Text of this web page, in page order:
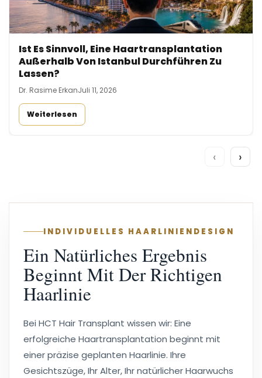
Ist Es Sinnvoll, Eine Haartransplantation
Außerhalb Von Istanbul Durchführen Zu
Lassen?
Dr. Rasime ErkanJuli 11, 2026
Weiterlesen
‹ ›
INDIVIDUELLES HAARLINIENDESIGN
Ein Natürliches Ergebnis
Beginnt Mit Der Richtigen
Haarlinie
Bei HCT Hair Transplant wissen wir: Eine
erfolgreiche Haartransplantation beginnt mit
einer präzise geplanten Haarlinie. Ihre
Gesichtszüge, Ihr Alter, Ihr natürlicher Haarwuchs